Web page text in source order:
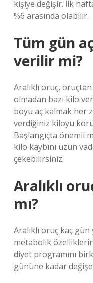
kişiye değişir. İlk
%6 arasında olabilir.
Tüm gün
verilir mi?
Aralıklı oruç,
olmadan bazı kilo
boyu aç kalmak her
verdiğiniz kiloyu
Başlangıçta önemli
kilo kaybını uzun
çekebilirsiniz.
Aralıklı
mı?
Aralıklı oruç kaç gün
metabolik
diyet programını
gününe kadar